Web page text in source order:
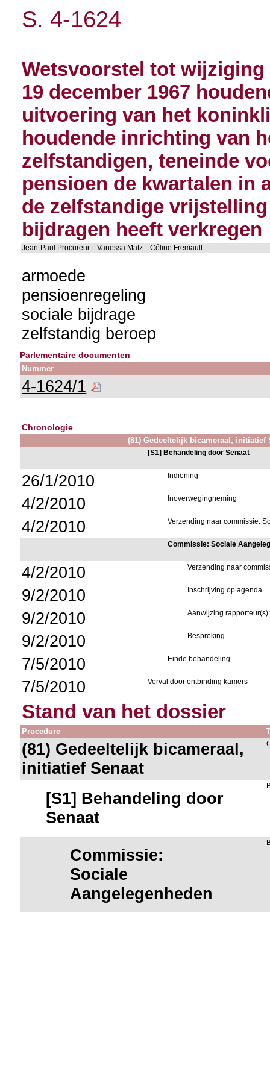
S. 4-1624
Wetsvoorstel tot
19 december 1967
uitvoering van het
houdende inrichting van
zelfstandigen, teneinde
pensioen de kwartalen in
de zelfstandige
bijdragen heeft verkregen
Jean-Paul Procureur Vanessa Matz Céline Fremault
armoede
pensioenregeling
sociale bijdrage
zelfstandig beroep
Parlementaire documenten
Nummer
4-1624/1
Chronologie
(81) Gedeeltelijk bicameraal, initiatief
[S1] Behandeling door Senaat
26/1/2010 Indiening
4/2/2010 Inoverwegingneming
4/2/2010 Verzending naar commissie:
Commissie: Sociale
4/2/2010 Verzending naar
9/2/2010 Inschrijving op agenda
9/2/2010 Aanwijzing
9/2/2010 Bespreking
7/5/2010 Einde behandeling
7/5/2010 Verval door ontbinding kamers
Stand van het dossier
Procedure
(81) Gedeeltelijk bicameraal,
initiatief Senaat
[S1] Behandeling door
Senaat
Commissie:
Sociale
Aangelegenheden